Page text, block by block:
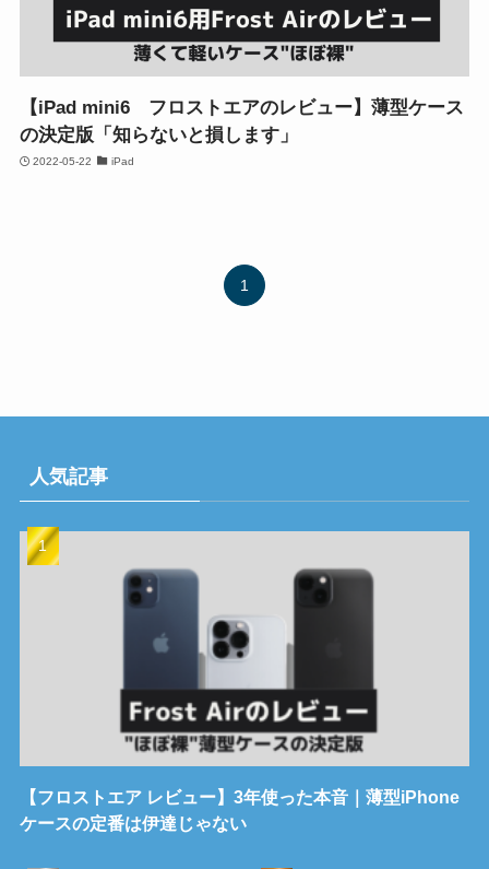
【iPad mini6 フロストエアのレビュー】薄型ケース
の決定版「知らないと損します」
2022-05-22 iPad
1
人気記事
【フロストエア レビュー】3年使った本音｜薄型iPhone
ケースの定番は伊達じゃない